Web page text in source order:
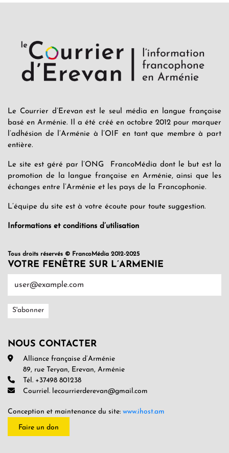
Le Courrier d’Erevan est le seul média en langue française
basé en Arménie. Il a été créé en octobre 2012 pour marquer
l’adhésion de l’Arménie à l’OIF en tant que membre à part
entière.
Le site est géré par l’ONG FrancoMédia dont le but est la
promotion de la langue française en Arménie, ainsi que les
échanges entre l’Arménie et les pays de la Francophonie.
L’équipe du site est à votre écoute pour toute suggestion.
Informations et conditions d’utilisation
Tous droits réservés © FrancoMédia 2012-2025
VOTRE FENÊTRE SUR L’ARMENIE
NOUS CONTACTER
Alliance française d’Arménie
89, rue Teryan, Erevan, Arménie
Tél. +37498 801238
Courriel. lecourrierderevan@gmail.com
Conception et maintenance du site: www.ihost.am
Faire un don